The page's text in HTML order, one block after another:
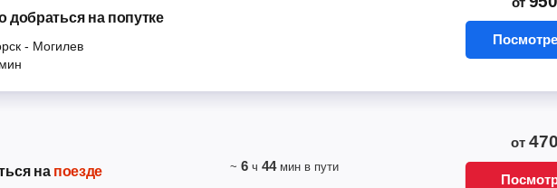
добраться на попутке
- Могилев
мин
на поезде
~ 6 ч 44 мин в пути
от 470